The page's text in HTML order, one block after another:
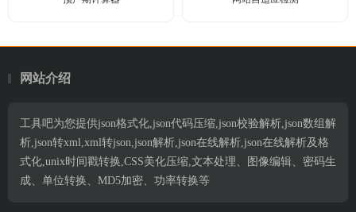
网站介绍
工具吧为您提供json格式化,json代码压缩,json校验解析,json数组解
析,json转xml,xml转json,json解析,json在线解析,json在线解析及格
式化,unix时间戳转换,CSS美化压缩,文本处理、图像编辑、密码生
成、单位转换、MD5加密、功率转换等